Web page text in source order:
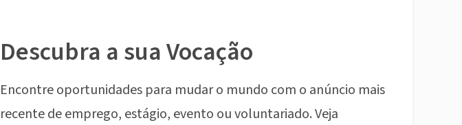
Descubra a sua Vocação
Encontre oportunidades para mudar o mundo com o anúncio mais
recente de emprego, estágio, evento ou voluntariado. Veja